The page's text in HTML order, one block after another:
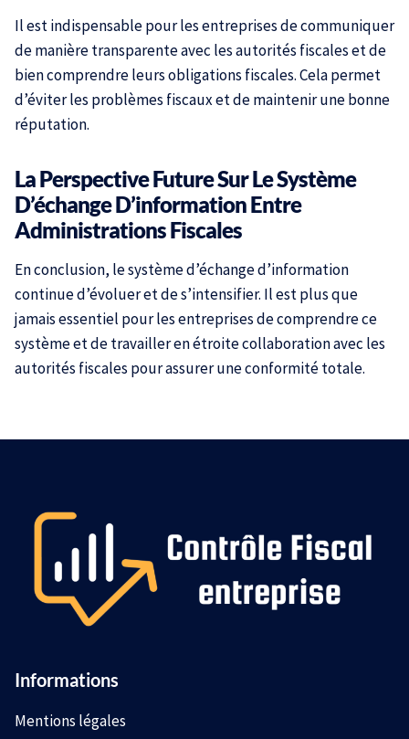
Il est indispensable pour les entreprises de communiquer
de manière transparente avec les autorités fiscales et de
bien comprendre leurs obligations fiscales. Cela permet
d’éviter les problèmes fiscaux et de maintenir une bonne
réputation.
La Perspective Future Sur Le Système
D’échange D’information Entre
Administrations Fiscales
En conclusion, le système d’échange d’information
continue d’évoluer et de s’intensifier. Il est plus que
jamais essentiel pour les entreprises de comprendre ce
système et de travailler en étroite collaboration avec les
autorités fiscales pour assurer une conformité totale.
Informations
Mentions légales